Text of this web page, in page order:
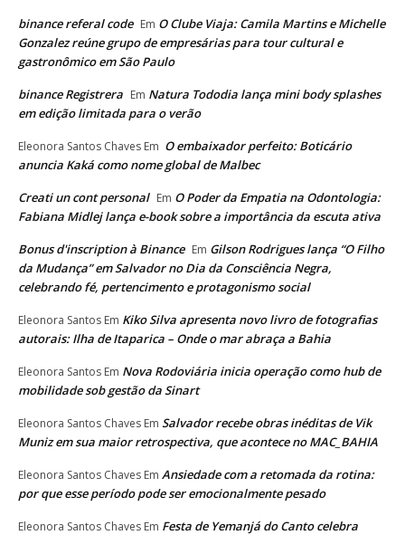
binance referal code Em O Clube Viaja: Camila Martins e Michelle
Gonzalez reúne grupo de empresárias para tour cultural e
gastronômico em São Paulo
binance Registrera Em Natura Tododia lança mini body splashes
em edição limitada para o verão
Eleonora Santos Chaves Em O embaixador perfeito: Boticário
anuncia Kaká como nome global de Malbec
Creati un cont personal Em O Poder da Empatia na Odontologia:
Fabiana Midlej lança e-book sobre a importância da escuta ativa
Bonus d'inscription à Binance Em Gilson Rodrigues lança “O Filho
da Mudança” em Salvador no Dia da Consciência Negra,
celebrando fé, pertencimento e protagonismo social
Eleonora Santos Em Kiko Silva apresenta novo livro de fotografias
autorais: Ilha de Itaparica – Onde o mar abraça a Bahia
Eleonora Santos Em Nova Rodoviária inicia operação como hub de
mobilidade sob gestão da Sinart
Eleonora Santos Chaves Em Salvador recebe obras inéditas de Vik
Muniz em sua maior retrospectiva, que acontece no MAC_BAHIA
Eleonora Santos Chaves Em Ansiedade com a retomada da rotina:
por que esse período pode ser emocionalmente pesado
Eleonora Santos Chaves Em Festa de Yemanjá do Canto celebra